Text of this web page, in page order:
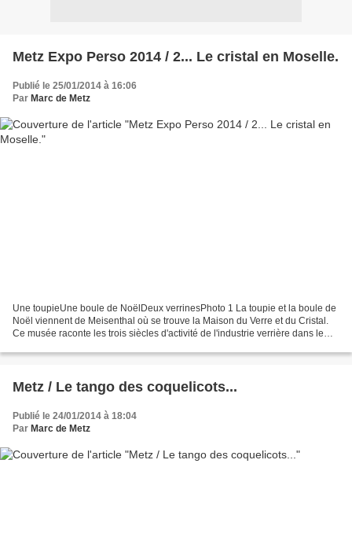
Metz Expo Perso 2014 / 2... Le cristal en Moselle.
Publié le 25/01/2014 à 16:06
Par Marc de Metz
Une toupieUne boule de NoëlDeux verrinesPhoto 1 La toupie et la boule de
Noël viennent de Meisenthal où se trouve la Maison du Verre et du Cristal.
Ce musée raconte les trois siècles d'activité de l'industrie verrière dans le
Metz / Le tango des coquelicots...
Publié le 24/01/2014 à 18:04
Par Marc de Metz